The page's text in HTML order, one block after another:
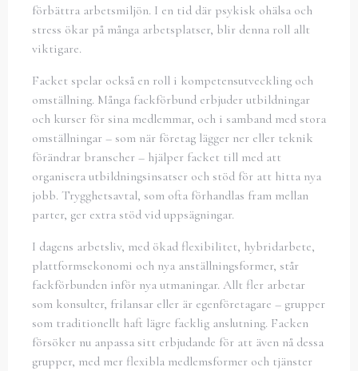
förbättra arbetsmiljön. I en tid där psykisk ohälsa och
stress ökar på många arbetsplatser, blir denna roll allt
viktigare.
Facket spelar också en roll i kompetensutveckling och
omställning. Många fackförbund erbjuder utbildningar
och kurser för sina medlemmar, och i samband med stora
omställningar – som när företag lägger ner eller teknik
förändrar branscher – hjälper facket till med att
organisera utbildningsinsatser och stöd för att hitta nya
jobb. Trygghetsavtal, som ofta förhandlas fram mellan
parter, ger extra stöd vid uppsägningar.
I dagens arbetsliv, med ökad flexibilitet, hybridarbete,
plattformsekonomi och nya anställningsformer, står
fackförbunden inför nya utmaningar. Allt fler arbetar
som konsulter, frilansar eller är egenföretagare – grupper
som traditionellt haft lägre facklig anslutning. Facken
försöker nu anpassa sitt erbjudande för att även nå dessa
grupper, med mer flexibla medlemsformer och tjänster